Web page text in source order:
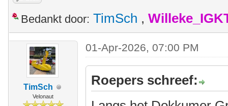
Bedankt door: TimSch ,
TimSch
Velonaut
01-Apr-2026, 07:00 PM
Roepers schreef: